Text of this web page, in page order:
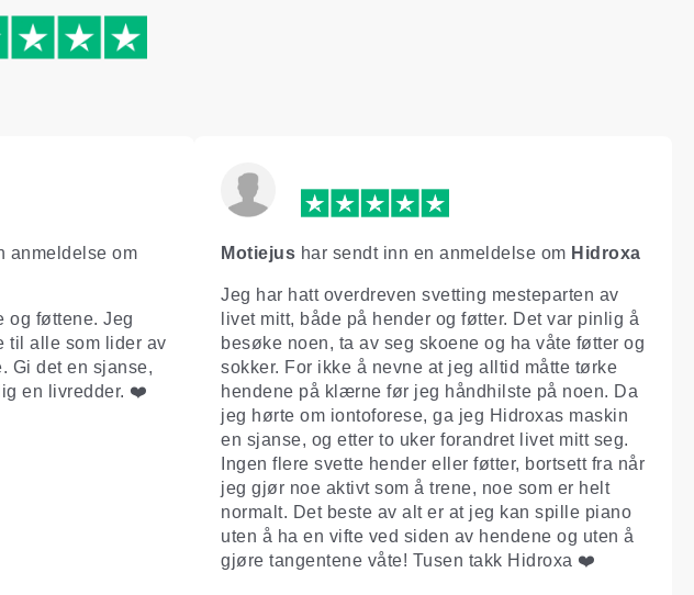
anmeldelse om
og føttene. Jeg
til alle som lider av
Gi det en sjanse,
en livredder. ❤️
Motiejus har sendt inn en anmeldelse om Hidroxa
Jeg har hatt overdreven svetting mesteparten av
livet mitt, både på hender og føtter. Det var pinlig å
besøke noen, ta av seg skoene og ha våte føtter og
sokker. For ikke å nevne at jeg alltid måtte tørke
hendene på klærne før jeg håndhilste på noen. Da
jeg hørte om iontoforese, ga jeg Hidroxas maskin
en sjanse, og etter to uker forandret livet mitt seg.
Ingen flere svette hender eller føtter, bortsett fra når
jeg gjør noe aktivt som å trene, noe som er helt
normalt. Det beste av alt er at jeg kan spille piano
uten å ha en vifte ved siden av hendene og uten å
gjøre tangentene våte! Tusen takk Hidroxa ❤️